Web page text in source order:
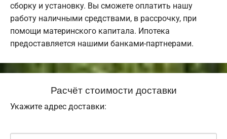
сборку и установку. Вы сможете оплатить нашу
работу наличными средствами, в рассрочку, при
помощи материнского капитала. Ипотека
предоставляется нашими банками-партнерами.
Расчёт стоимости доставки
Укажите адрес доставки: